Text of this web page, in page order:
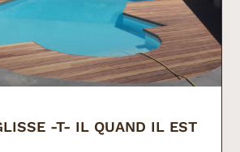
-T- IL QUAND IL EST